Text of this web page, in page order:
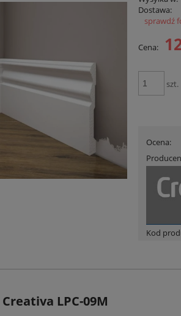
Dostawa:
sprawdź
Cena:
szt.
Ocena:
Kod
LPC-09M